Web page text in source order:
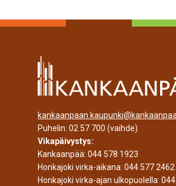
Puhelin: 02 57 700 (vaihde)
Vikapäivystys:
Kankaanpää: 044 578 1923
Honkajoki virka-aikana: 044 577 2462
Honkajoki virka-ajan ulkopuolella: